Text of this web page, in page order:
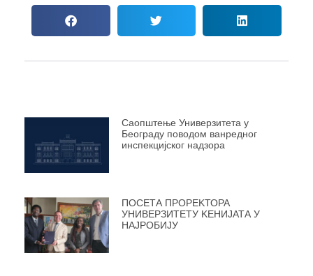
Саопштење Универзитета у
Београду поводом ванредног
инспекцијског надзора
ПОСЕТА ПРОРЕKТОРА
УНИВЕРЗИТЕТУ KЕНИЈАТА У
НАЈРОБИЈУ